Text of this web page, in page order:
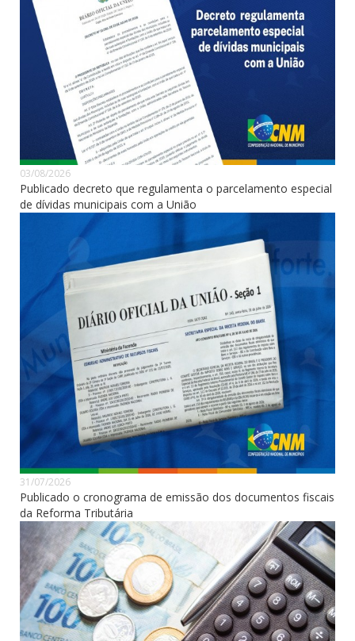
03/08/2026
Publicado decreto que regulamenta o parcelamento especial
de dívidas municipais com a União
31/07/2026
Publicado o cronograma de emissão dos documentos fiscais
da Reforma Tributária